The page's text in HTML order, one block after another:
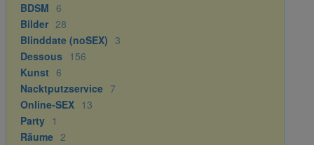
BDSM 6
Bilder 28
Blinddate (noSEX) 3
Dessous 156
Kunst 6
Nacktputzservice 7
Online-SEX 13
Party 1
Räume 2